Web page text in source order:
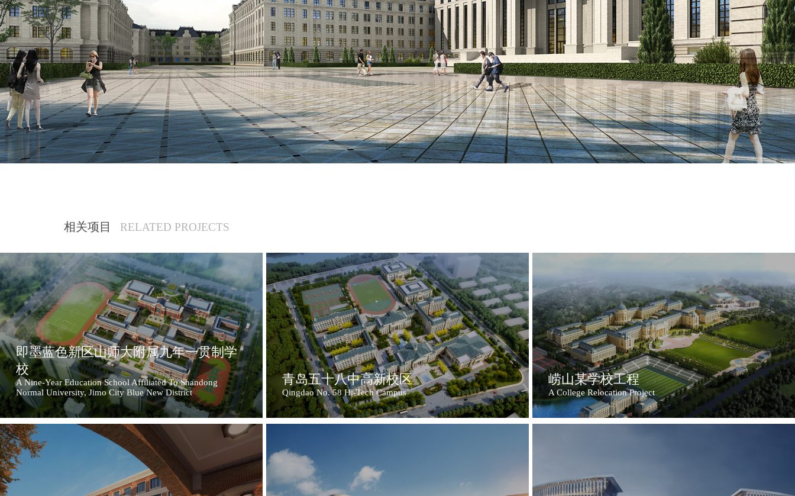
相关项目 RELATED PROJECTS
即墨蓝色新区山师大附属九年一贯制学
校
A Nine-Year Education School Affiliated To Shandong
Normal University, Jimo City Blue New District
青岛五十八中高新校区
Qingdao No. 58 Hi-Tech Campus
崂山某学校工程
A College Relocation Project